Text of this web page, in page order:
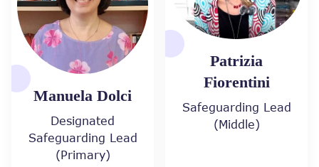
Manuela Dolci
Designated
Safeguarding Lead
(Primary)
Patrizia
Fiorentini
Safeguarding Lead
(Middle)